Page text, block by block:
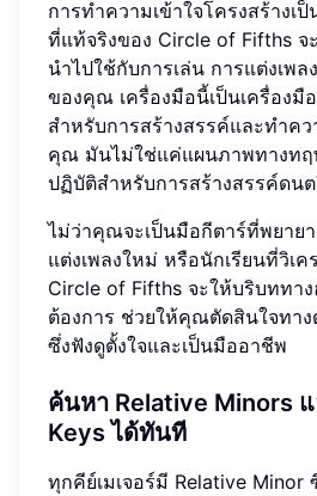
การทำความเข้าใจโครงสร้างเ
ที่แท้จริงของ Circle of Fifths
นำไปใช้กับการเล่น การแต่งเพล
ของคุณ เครื่องมือนี้เป็นเครื่องมื
สำหรับการสร้างสรรค์และทำคว
คุณ มันไม่ใช่แค่แผนภาพทางทฤ
ปฏิบัติสำหรับการสร้างสรรค์ดน
ไม่ว่าคุณจะเป็นมือกีตาร์ที่พยาย
แต่งเพลงใหม่ หรือนักเรียนที่วิเ
Circle of Fifths จะให้บริบททา
ต้องการ ช่วยให้คุณตัดสินใจทา
ซึ่งฟังดูตั้งใจและเป็นมืออาชีพ
ค้นหา Relative Minors
Keys ได้ทันที
ทุกคีย์เมเจอร์มี Relative Minor